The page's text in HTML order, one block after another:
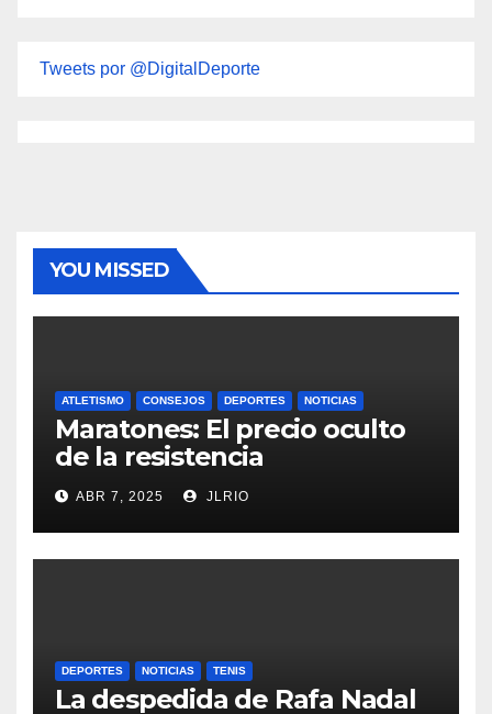
Tweets por @DigitalDeporte
YOU MISSED
ATLETISMO CONSEJOS DEPORTES NOTICIAS
Maratones: El precio oculto
de la resistencia
ABR 7, 2025 JLRIO
DEPORTES NOTICIAS TENIS
La despedida de Rafa Nadal